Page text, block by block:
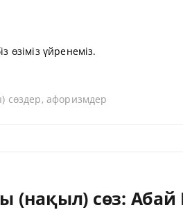
өзіміз үйренеміз.
сөздер, афоризмдер
(нақыл) сөз: